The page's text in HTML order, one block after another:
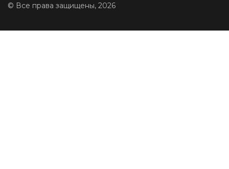
© Все права защищены, 2026